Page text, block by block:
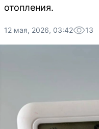
отопления.
12 мая, 2026, 03:42 13